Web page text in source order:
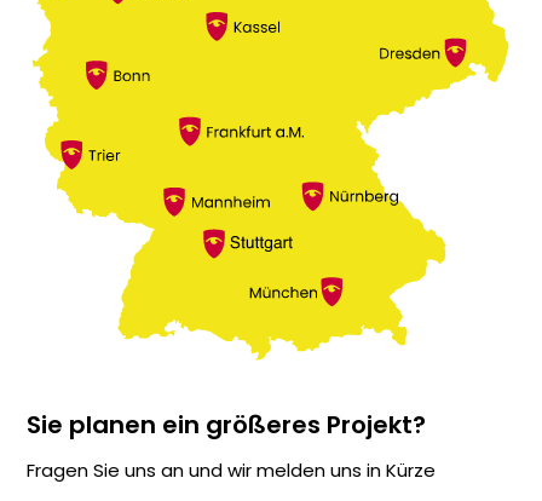
Sie planen ein größeres Projekt?
Fragen Sie uns an und wir melden uns in Kürze